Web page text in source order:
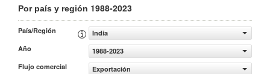
Por país y región 1988-2023
País/Región
India
Año
1988-2023
Flujo comercial
Exportación